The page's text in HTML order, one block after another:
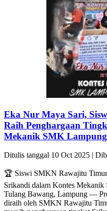
Eka Nur Maya Sari,
Raih Penghargaan
Mekanik SMK
Ditulis tanggal 10 Oct 2025 |
🏆 Siswi SMKN Rawajitu
Srikandi dalam Kontes
Tulang Bawang, Lampung —
diraih oleh SMKN Rawajitu